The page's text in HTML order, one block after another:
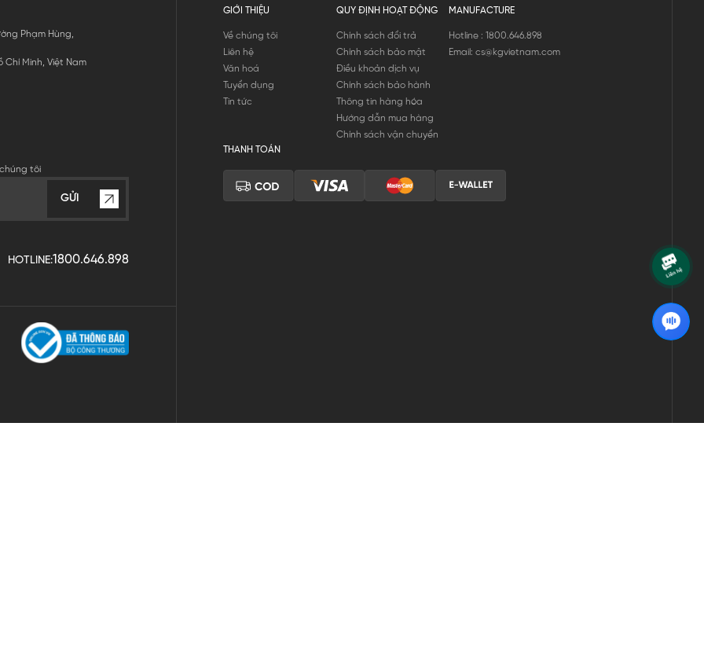
Phạm Hùng,
Chí Minh, Việt Nam
tôi
GỬI
HOTLINE:1800.646.898
GIỚI THIỆU
Về chúng tôi
Liên hệ
Văn hoá
Tuyển dụng
Tin tức
QUY ĐỊNH HOẠT ĐỘNG
Chính sách đổi trả
Chính sách bảo mật
Điều khoản dịch vụ
Chính sách bảo hành
Thông tin hàng hóa
Hướng dẫn mua hàng
Chính sách vận chuyển
MANUFACTURE
Hotline : 1800.646.898
Email: cs@kgvietnam.com
THANH TOÁN